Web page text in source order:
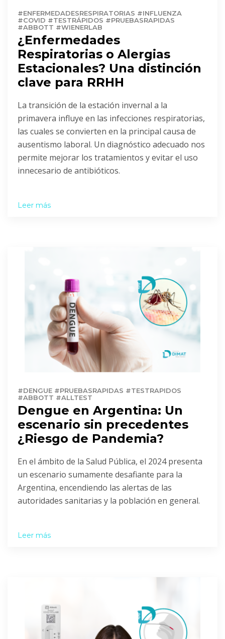
#ENFERMEDADESRESPIRATORIAS #INFLUENZA
#COVID #TESTRÁPIDOS #PRUEBASRAPIDAS
#ABBOTT #WIENERLAB
¿Enfermedades
Respiratorias o Alergias
Estacionales? Una distinción
clave para RRHH
La transición de la estación invernal a la
primavera influye en las infecciones respiratorias,
las cuales se convierten en la principal causa de
ausentismo laboral. Un diagnóstico adecuado nos
permite mejorar los tratamientos y evitar el uso
innecesario de antibióticos.
Leer más
#DENGUE #PRUEBASRAPIDAS #TESTRAPIDOS
#ABBOTT #ALLTEST
Dengue en Argentina: Un
escenario sin precedentes
¿Riesgo de Pandemia?
En el ámbito de la Salud Pública, el 2024 presenta
un escenario sumamente desafiante para la
Argentina, encendiendo las alertas de las
autoridades sanitarias y la población en general.
Leer más